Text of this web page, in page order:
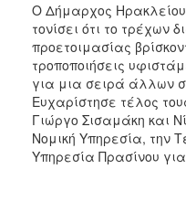
Ο Δήμαρχος
τονίσει ότι το τρέχων
προετοιμασίας
τροποποιήσεις
για μια σειρά άλλων
Ευχαρίστησε τέλος
Γιώργο Σισαμάκη και
Νομική Υπηρεσία, την
Υπηρεσία Πρασίνου